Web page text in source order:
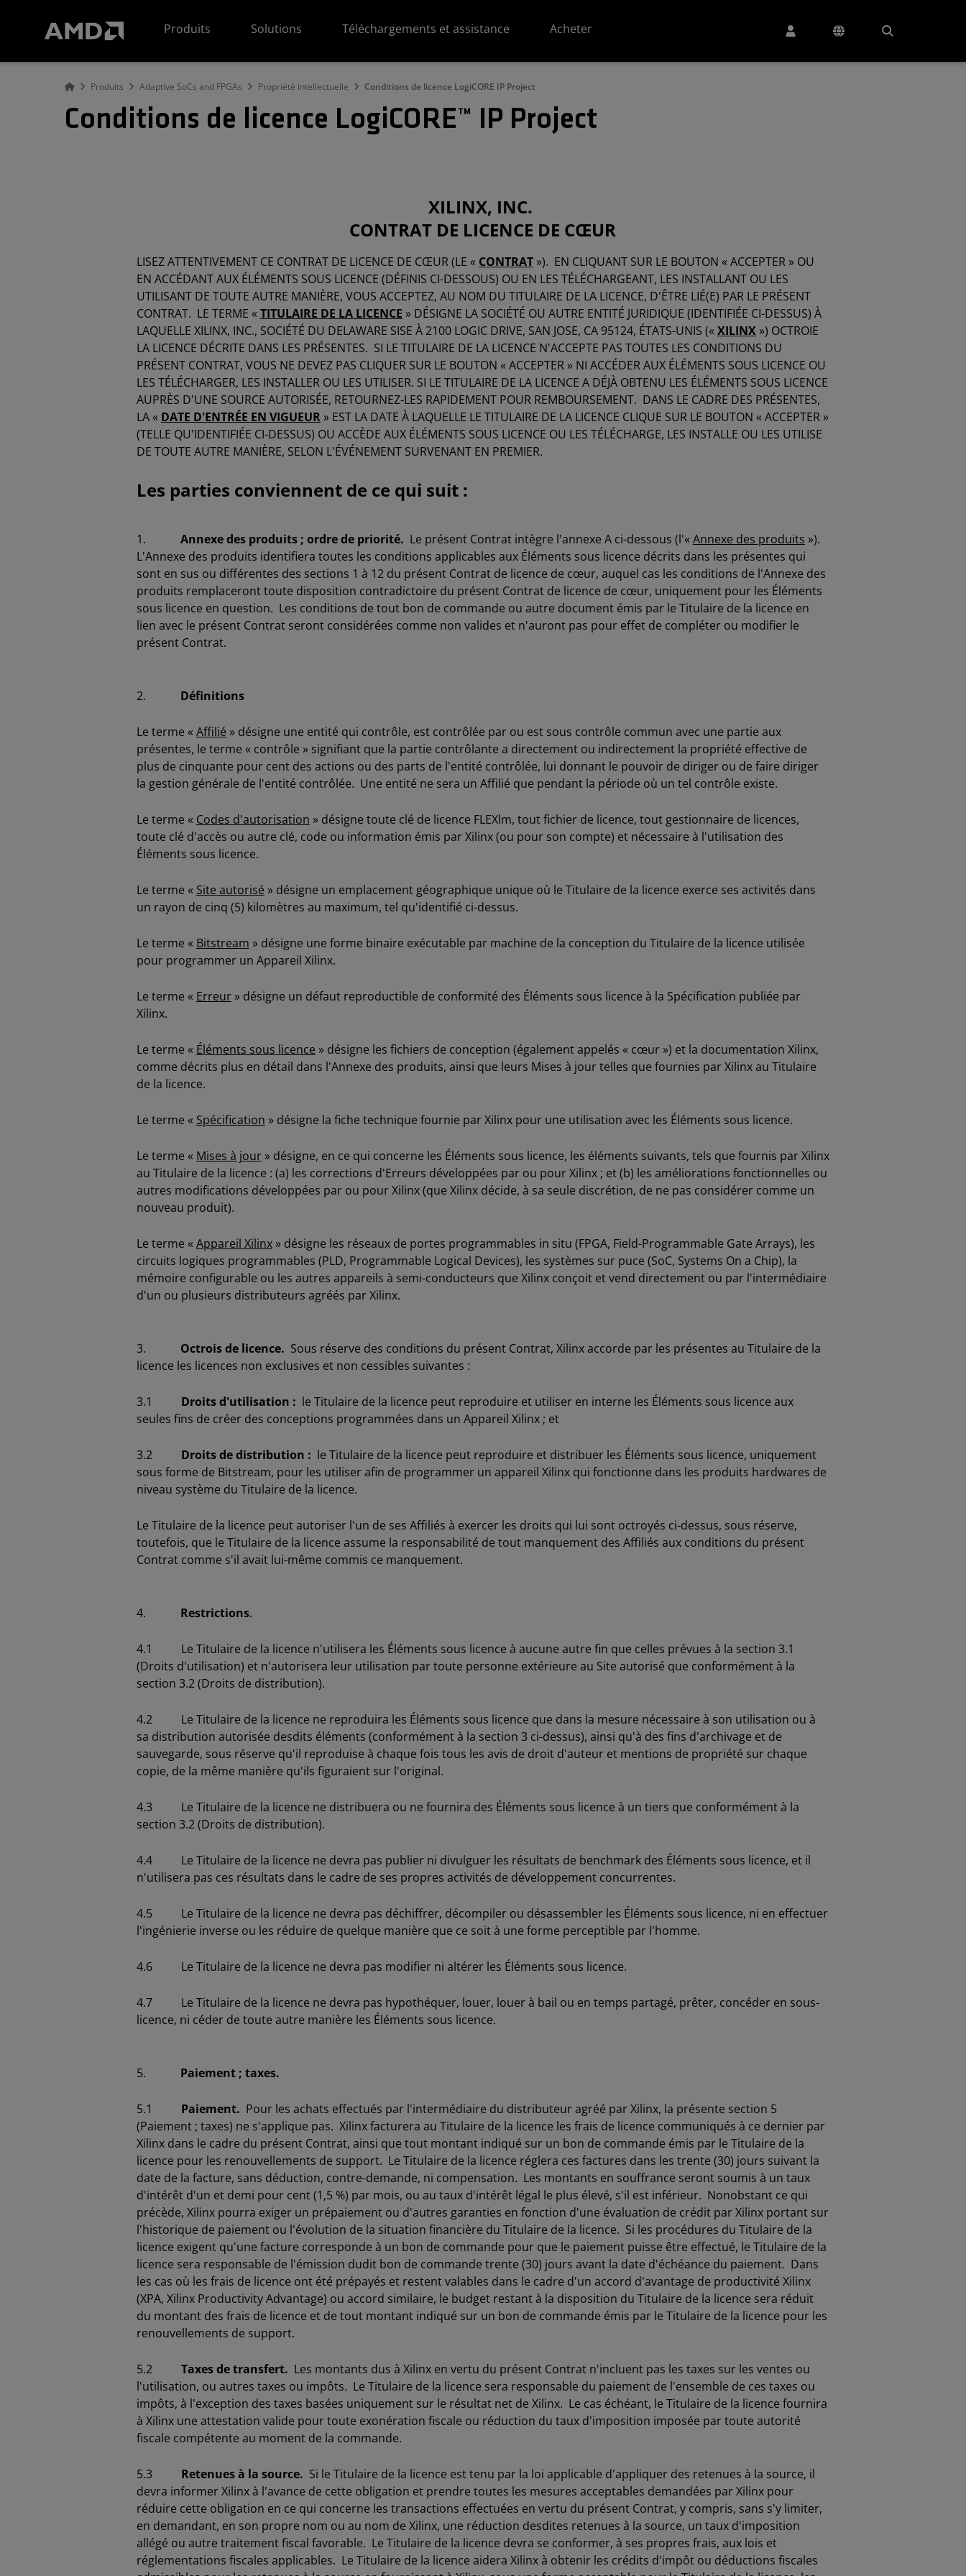
Produits
Solutions Téléchargements et assistance Acheter
Produits Adaptive SoCs and FPGAs Propriété intellectuelle Conditions de licence LogiCORE IP Project
Conditions de licence LogiCORE™ IP Project
XILINX, INC.
CONTRAT DE LICENCE DE CŒUR
LISEZ ATTENTIVEMENT CE CONTRAT DE LICENCE DE CŒUR (LE « CONTRAT»). EN CLIQUANT SUR LE BOUTON « ACCEPTER » OU
EN ACCÉDANT AUX ÉLÉMENTS SOUS LICENCE (DÉFINIS CI-DESSOUS) OU EN LES TÉLÉCHARGEANT, LES INSTALLANT OU LES
UTILISANT DE TOUTE AUTRE MANIÈRE, VOUS ACCEPTEZ, AU NOM DU TITULAIRE DE LA LICENCE, D'ÊTRE LIÉ(E) PAR LE PRÉSENT
CONTRAT. LE TERME « TITULAIRE DE LA LICENCE » DÉSIGNE LA SOCIÉTÉ OU AUTRE ENTITÉ JURIDIQUE (IDENTIFIÉE CI-DESSUS) À
LAQUELLE XILINX, INC., SOCIÉTÉ DU DELAWARE SISE À 2100 LOGIC DRIVE, SAN JOSE, CA 95124, ÉTATS-UNIS (« XILINX») OCTROIE
LA LICENCE DÉCRITE DANS LES PRÉSENTES. SI LE TITULAIRE DE LA LICENCE N'ACCEPTE PAS TOUTES LES CONDITIONS DU
PRÉSENT CONTRAT, VOUS NE DEVEZ PAS CLIQUER SUR LE BOUTON « ACCEPTER » NI ACCÉDER AUX ÉLÉMENTS SOUS LICENCE OU
LES TÉLÉCHARGER, LES INSTALLER OU LES UTILISER. SI LE TITULAIRE DE LA LICENCE A DÉJÀ OBTENU LES ÉLÉMENTS SOUS LICENCE
AUPRÈS D'UNE SOURCE AUTORISÉE, RETOURNEZ-LES RAPIDEMENT POUR REMBOURSEMENT. DANS LE CADRE DES PRÉSENTES,
LA « DATE D'ENTRÉE EN VIGUEUR» EST LA DATE À LAQUELLE LE TITULAIRE DE LA LICENCE CLIQUE SUR LE BOUTON « ACCEPTER »
(TELLE QU'IDENTIFIÉE CI-DESSUS) OU ACCÈDE AUX ÉLÉMENTS SOUS LICENCE OU LES TÉLÉCHARGE, LES INSTALLE OU LES UTILISE
DE TOUTE AUTRE MANIÈRE, SELON L'ÉVÉNEMENT SURVENANT EN PREMIER.
Les parties conviennent de ce qui suit :
1. Annexe des produits ; ordre de priorité. Le présent Contrat intègre l'annexe A ci-dessous (l'« Annexe des produits »).
L'Annexe des produits identifiera toutes les conditions applicables aux Éléments sous licence décrits dans les présentes qui
sont en sus ou différentes des sections 1 à 12 du présent Contrat de licence de cœur, auquel cas les conditions de l'Annexe des
produits remplaceront toute disposition contradictoire du présent Contrat de licence de cœur, uniquement pour les Éléments
sous licence en question. Les conditions de tout bon de commande ou autre document émis par le Titulaire de la licence en
lien avec le présent Contrat seront considérées comme non valides et n'auront pas pour effet de compléter ou modifier le
présent Contrat.
2. Définitions
Le terme « Affilié » désigne une entité qui contrôle, est contrôlée par ou est sous contrôle commun avec une partie aux
présentes, le terme « contrôle » signifiant que la partie contrôlante a directement ou indirectement la propriété effective de
plus de cinquante pour cent des actions ou des parts de l'entité contrôlée, lui donnant le pouvoir de diriger ou de faire diriger
la gestion générale de l'entité contrôlée. Une entité ne sera un Affilié que pendant la période où un tel contrôle existe.
Le terme « Codes d'autorisation » désigne toute clé de licence FLEXlm, tout fichier de licence, tout gestionnaire de licences,
toute clé d'accès ou autre clé, code ou information émis par Xilinx (ou pour son compte) et nécessaire à l'utilisation des
Éléments sous licence.
Le terme « Site autorisé » désigne un emplacement géographique unique où le Titulaire de la licence exerce ses activités dans
un rayon de cinq (5) kilomètres au maximum, tel qu'identifié ci-dessus.
Le terme « Bitstream » désigne une forme binaire exécutable par machine de la conception du Titulaire de la licence utilisée
pour programmer un Appareil Xilinx.
Le terme « Erreur» désigne un défaut reproductible de conformité des Éléments sous licence à la Spécification publiée par
Xilinx.
Le terme « Éléments sous licence » désigne les fichiers de conception (également appelés « cœur ») et la documentation Xilinx,
comme décrits plus en détail dans l'Annexe des produits, ainsi que leurs Mises à jour telles que fournies par Xilinx au Titulaire
de la licence.
Le terme « Spécification » désigne la fiche technique fournie par Xilinx pour une utilisation avec les Éléments sous licence.
Le terme « Mises à jour» désigne, en ce qui concerne les Éléments sous licence, les éléments suivants, tels que fournis par Xilinx
au Titulaire de la licence : (a) les corrections d'Erreurs développées par ou pour Xilinx ; et (b) les améliorations fonctionnelles ou
autres modifications développées par ou pour Xilinx (que Xilinx décide, à sa seule discrétion, de ne pas considérer comme un
nouveau produit).
Le terme « Appareil Xilinx» désigne les réseaux de portes programmables in situ (FPGA, Field-Programmable Gate Arrays), les
circuits logiques programmables (PLD, Programmable Logical Devices), les systèmes sur puce (SoC, Systems On a Chip), la
mémoire configurable ou les autres appareils à semi-conducteurs que Xilinx conçoit et vend directement ou par l'intermédiaire
d'un ou plusieurs distributeurs agréés par Xilinx.
3. Octrois de licence. Sous réserve des conditions du présent Contrat, Xilinx accorde par les présentes au Titulaire de la
licence les licences non exclusives et non cessibles suivantes :
3.1 Droits d'utilisation : le Titulaire de la licence peut reproduire et utiliser en interne les Éléments sous licence aux
seules fins de créer des conceptions programmées dans un Appareil Xilinx ; et
3.2 Droits de distribution : le Titulaire de la licence peut reproduire et distribuer les Éléments sous licence, uniquement
sous forme de Bitstream, pour les utiliser afin de programmer un appareil Xilinx qui fonctionne dans les produits hardwares de
niveau système du Titulaire de la licence.
Le Titulaire de la licence peut autoriser l'un de ses Affiliés à exercer les droits qui lui sont octroyés ci-dessus, sous réserve,
toutefois, que le Titulaire de la licence assume la responsabilité de tout manquement des Affiliés aux conditions du présent
Contrat comme s'il avait lui-même commis ce manquement.
4. Restrictions.
4.1 Le Titulaire de la licence n'utilisera les Éléments sous licence à aucune autre fin que celles prévues à la section 3.1
(Droits d'utilisation) et n'autorisera leur utilisation par toute personne extérieure au Site autorisé que conformément à la
section 3.2 (Droits de distribution).
4.2 Le Titulaire de la licence ne reproduira les Éléments sous licence que dans la mesure nécessaire à son utilisation ou à
sa distribution autorisée desdits éléments (conformément à la section 3 ci-dessus), ainsi qu'à des fins d'archivage et de
sauvegarde, sous réserve qu'il reproduise à chaque fois tous les avis de droit d'auteur et mentions de propriété sur chaque
copie, de la même manière qu'ils figuraient sur l'original.
4.3 Le Titulaire de la licence ne distribuera ou ne fournira des Éléments sous licence à un tiers que conformément à la
section 3.2 (Droits de distribution).
4.4 Le Titulaire de la licence ne devra pas publier ni divulguer les résultats de benchmark des Éléments sous licence, et il
n'utilisera pas ces résultats dans le cadre de ses propres activités de développement concurrentes.
4.5 Le Titulaire de la licence ne devra pas déchiffrer, décompiler ou désassembler les Éléments sous licence, ni en effectuer
l'ingénierie inverse ou les réduire de quelque manière que ce soit à une forme perceptible par l'homme.
4.6 Le Titulaire de la licence ne devra pas modifier ni altérer les Éléments sous licence.
4.7 Le Titulaire de la licence ne devra pas hypothéquer, louer, louer à bail ou en temps partagé, prêter, concéder en sous-
licence, ni céder de toute autre manière les Éléments sous licence.
5. Paiement ; taxes.
5.1 Paiement. Pour les achats effectués par l'intermédiaire du distributeur agréé par Xilinx, la présente section 5
(Paiement ; taxes) ne s'applique pas. Xilinx facturera au Titulaire de la licence les frais de licence communiqués à ce dernier par
Xilinx dans le cadre du présent Contrat, ainsi que tout montant indiqué sur un bon de commande émis par le Titulaire de la
licence pour les renouvellements de support. Le Titulaire de la licence réglera ces factures dans les trente (30) jours suivant la
date de la facture, sans déduction, contre-demande, ni compensation. Les montants en souffrance seront soumis à un taux
d'intérêt d'un et demi pour cent (1,5 %) par mois, ou au taux d'intérêt légal le plus élevé, s'il est inférieur. Nonobstant ce qui
précède, Xilinx pourra exiger un prépaiement ou d'autres garanties en fonction d'une évaluation de crédit par Xilinx portant sur
l'historique de paiement ou l'évolution de la situation financière du Titulaire de la licence. Si les procédures du Titulaire de la
licence exigent qu'une facture corresponde à un bon de commande pour que le paiement puisse être effectué, le Titulaire de la
licence sera responsable de l'émission dudit bon de commande trente (30) jours avant la date d'échéance du paiement. Dans
les cas où les frais de licence ont été prépayés et restent valables dans le cadre d'un accord d'avantage de productivité Xilinx
(XPA, Xilinx Productivity Advantage) ou accord similaire, le budget restant à la disposition du Titulaire de la licence sera réduit
du montant des frais de licence et de tout montant indiqué sur un bon de commande émis par le Titulaire de la licence pour les
renouvellements de support.
5.2 Taxes de transfert. Les montants dus à Xilinx en vertu du présent Contrat n'incluent pas les taxes sur les ventes ou
l'utilisation, ou autres taxes ou impôts. Le Titulaire de la licence sera responsable du paiement de l'ensemble de ces taxes ou
impôts, à l'exception des taxes basées uniquement sur le résultat net de Xilinx. Le cas échéant, le Titulaire de la licence fournira
à Xilinx une attestation valide pour toute exonération fiscale ou réduction du taux d'imposition imposée par toute autorité
fiscale compétente au moment de la commande.
5.3 Retenues à la source. Si le Titulaire de la licence est tenu par la loi applicable d'appliquer des retenues à la source, il
devra informer Xilinx à l'avance de cette obligation et prendre toutes les mesures acceptables demandées par Xilinx pour
réduire cette obligation en ce qui concerne les transactions effectuées en vertu du présent Contrat, y compris, sans s'y limiter,
en demandant, en son propre nom ou au nom de Xilinx, une réduction desdites retenues à la source, un taux d'imposition
allégé ou autre traitement fiscal favorable. Le Titulaire de la licence devra se conformer, à ses propres frais, aux lois et
réglementations fiscales applicables. Le Titulaire de la licence aidera Xilinx à obtenir les crédits d'impôt ou déductions fiscales